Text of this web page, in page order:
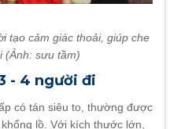
tạo cảm giác thoải, giúp che
(Ảnh: sưu tầm)
- 4 người đi
có tán siêu to, thường được
lồ. Với kích thước lớn,